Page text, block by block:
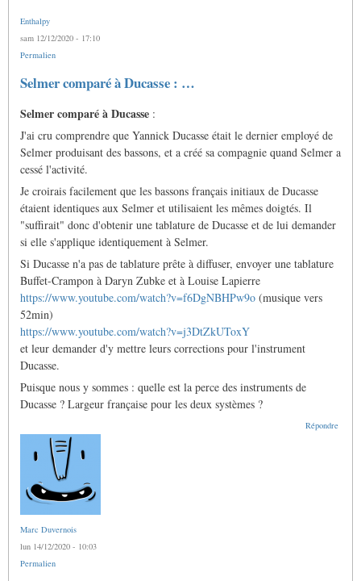
Enthalpy
sam 12/12/2020 - 17:10
Permalien
Selmer comparé à Ducasse : …
Selmer comparé à Ducasse :
J'ai cru comprendre que Yannick Ducasse était le dernier employé de
Selmer produisant des bassons, et a créé sa compagnie quand Selmer a
cessé l'activité.
Je croirais facilement que les bassons français initiaux de Ducasse
étaient identiques aux Selmer et utilisaient les mêmes doigtés. Il
"suffirait" donc d'obtenir une tablature de Ducasse et de lui demander
si elle s'applique identiquement à Selmer.
Si Ducasse n'a pas de tablature prête à diffuser, envoyer une tablature
Buffet-Crampon à Daryn Zubke et à Louise Lapierre
https://www.youtube.com/watch?v=f6DgNBHPw9o (musique vers
52min)
https://www.youtube.com/watch?v=j3DtZkUToxY
et leur demander d'y mettre leurs corrections pour l'instrument
Ducasse.
Puisque nous y sommes : quelle est la perce des instruments de
Ducasse ? Largeur française pour les deux systèmes ?
Répondre
Marc Duvernois
lun 14/12/2020 - 10:03
Permalien